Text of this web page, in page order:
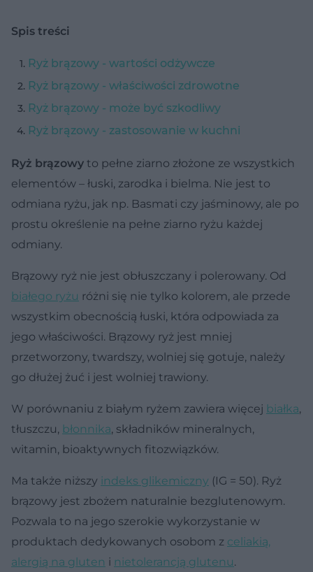
Spis treści
Ryż brązowy - wartości odżywcze
Ryż brązowy - właściwości zdrowotne
Ryż brązowy - może być szkodliwy
Ryż brązowy - zastosowanie w kuchni
Ryż brązowy to pełne ziarno złożone ze wszystkich
elementów – łuski, zarodka i bielma. Nie jest to
odmiana ryżu, jak np. Basmati czy jaśminowy, ale po
prostu określenie na pełne ziarno ryżu każdej
odmiany.
Brązowy ryż nie jest obłuszczany i polerowany. Od
białego ryżu różni się nie tylko kolorem, ale przede
wszystkim obecnością łuski, która odpowiada za
jego właściwości. Brązowy ryż jest mniej
przetworzony, twardszy, wolniej się gotuje, należy
go dłużej żuć i jest wolniej trawiony.
W porównaniu z białym ryżem zawiera więcej białka,
tłuszczu, błonnika, składników mineralnych,
witamin, bioaktywnych fitozwiązków.
Ma także niższy indeks glikemiczny (IG = 50). Ryż
brązowy jest zbożem naturalnie bezglutenowym.
Pozwala to na jego szerokie wykorzystanie w
produktach dedykowanych osobom z celiakią,
alergią na gluten i nietolerancją glutenu.